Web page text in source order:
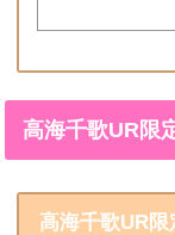
高海千歌UR限
高海千歌UR限